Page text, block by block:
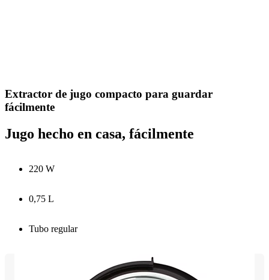
Extractor de jugo compacto para guardar
fácilmente
Jugo hecho en casa, fácilmente
220 W
0,75 L
Tubo regular